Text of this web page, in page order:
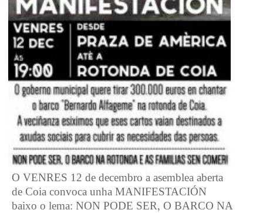
O VENRES 12 de decembro a asemblea aberta
de Coia convoca unha MANIFESTACIÓN
baixo o lema: NON PODE SER, O BARCO NA